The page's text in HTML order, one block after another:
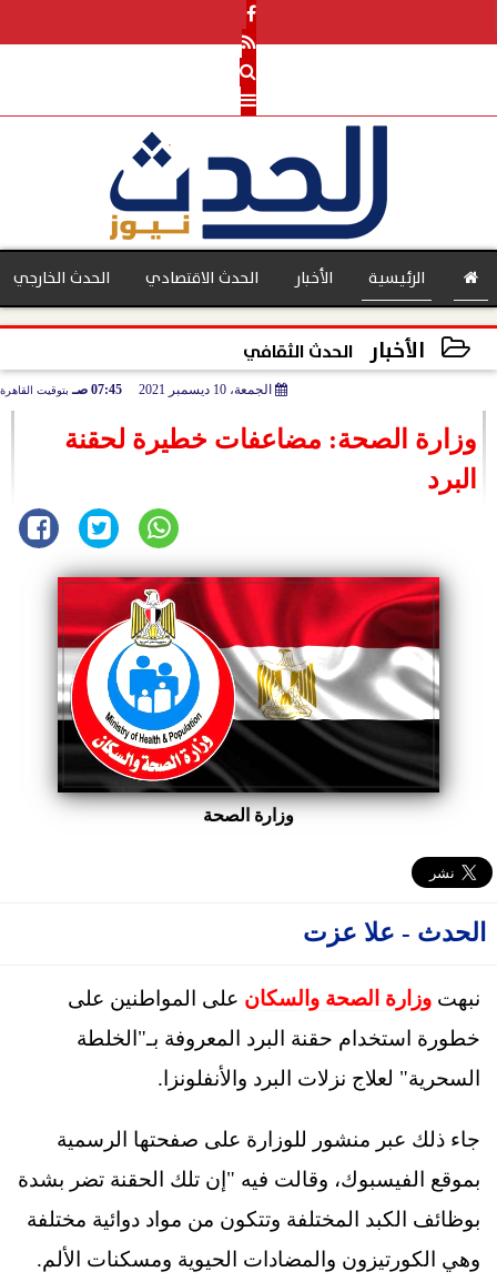
الرئيسية الأخبار الحدث الاقتصادي
بنوك
الحدث الخارجي
الأخبار الحدث الثقافي
الجمعة، 10 ديسمبر 2021 07:45 صـ بتوقيت القاهرة
وزارة الصحة: مضاعفات خطيرة لحقنة
البرد
وزارة الصحة
الحدث - علا عزت
نبهت وزارة الصحة والسكان على المواطنين على
خطورة استخدام حقنة البرد المعروفة بـ"الخلطة
السحرية" لعلاج نزلات البرد والأنفلونزا.
جاء ذلك عبر منشور للوزارة على صفحتها الرسمية
بموقع الفيسبوك، وقالت فيه "إن تلك الحقنة تضر بشدة
بوظائف الكبد المختلفة وتتكون من مواد دوائية مختلفة
وهي الكورتيزون والمضادات الحيوية ومسكنات الألم.